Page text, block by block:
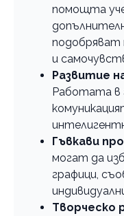
помощта
подобряват
и
Развитие
Работата в
Гъвкави
могат да
графици,
Творческо